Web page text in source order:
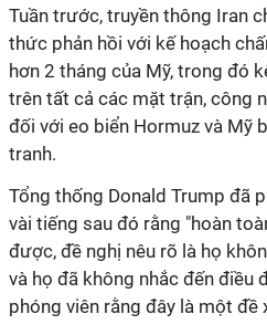
Tuần trước, truyền thông Iran
thức phản hồi với kế hoạch
hơn 2 tháng của Mỹ, trong đó
trên tất cả các mặt trận, công
đối với eo biển Hormuz và Mỹ
tranh.
Tổng thống Donald Trump đã
vài tiếng sau đó rằng "hoàn
được, đề nghị nêu rõ là họ
và họ đã không nhắc đến điều
phóng viên rằng đây là một đề